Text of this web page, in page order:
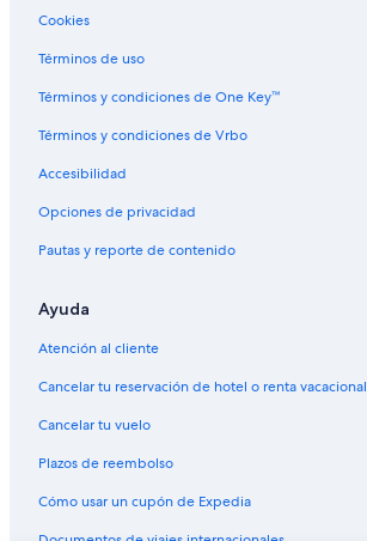
Hoteles familiares en Denver
Hoteles históricos en Denver
Hoteles románticos en Denver
Hoteles baratos en Denver
Hoteles boutique en Denver
Hoteles cerca de la catedral en Denver
Hoteles cerca del lago en Denver
Hoteles con aguas termales en Denver
Hoteles con bar en Denver
Hoteles con cocina en Denver
Hoteles con desayuno incluido en Denver
Cookies
Términos de uso
Términos y condiciones de One Key™
Términos y condiciones de Vrbo
Accesibilidad
Opciones de privacidad
Pautas y reporte de contenido
Ayuda
Atención al cliente
Cancelar tu reservación de hotel o renta vacacional
Cancelar tu vuelo
Plazos de reembolso
Cómo usar un cupón de Expedia